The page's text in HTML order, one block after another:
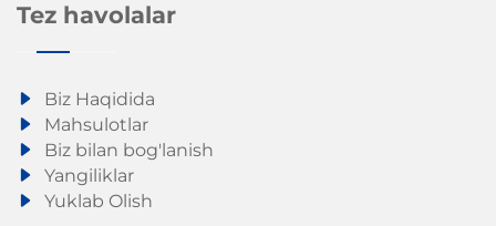
Tez havolalar
Biz Haqidida
Mahsulotlar
Biz bilan bog'lanish
Yangiliklar
Yuklab Olish